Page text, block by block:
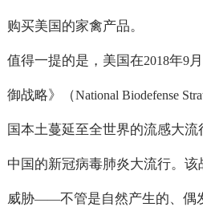
购买美国的家禽产品。
值得一提的是，美国在2018年9
御战略》（National Biodefense
国本土蔓延至全世界的流感大
中国的新冠病毒肺炎大流行。
威胁——不管是自然产生的、偶